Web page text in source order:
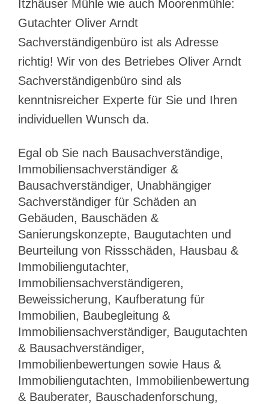
Itzhäuser Mühle wie auch Moorenmühle:
Gutachter Oliver Arndt
Sachverständigenbüro ist als Adresse
richtig! Wir von des Betriebes Oliver Arndt
Sachverständigenbüro sind als
kenntnisreicher Experte für Sie und Ihren
individuellen Wunsch da.
Egal ob Sie nach Bausachverständige,
Immobiliensachverständiger &
Bausachverständiger, Unabhängiger
Sachverständiger für Schäden an
Gebäuden, Bauschäden &
Sanierungskonzepte, Baugutachten und
Beurteilung von Rissschäden, Hausbau &
Immobiliengutachter,
Immobiliensachverständigeren,
Beweissicherung, Kaufberatung für
Immobilien, Baubegleitung &
Immobiliensachverständiger, Baugutachten
& Bausachverständiger,
Immobilienbewertungen sowie Haus &
Immobiliengutachten, Immobilienbewertung
& Bauberater, Bauschadenforschung,